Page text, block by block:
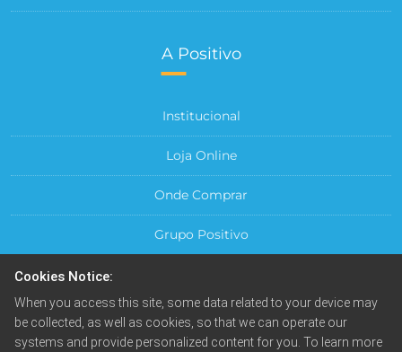
A Positivo
Institucional
Loja Online
Onde Comprar
Grupo Positivo
Central do Cliente
Cookies Notice:
When you access this site, some data related to your device may
be collected, as well as cookies, so that we can operate our
systems and provide personalized content for you. To learn more